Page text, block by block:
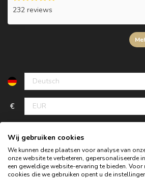
232 reviews
€
Wij gebruiken cookies
We kunnen deze plaatsen voor analyse van
onze website te verbeteren, gepersonaliseerde
een geweldige website-ervaring te bieden. Voor
cookies die we gebruiken opent u de